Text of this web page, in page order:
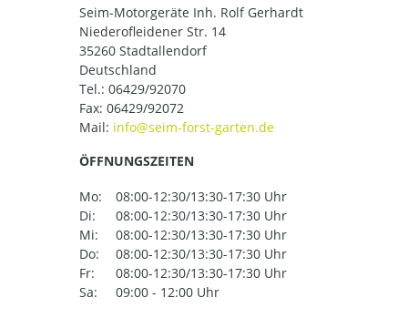
Seim-Motorgeräte Inh. Rolf Gerhardt
Niederofleidener Str. 14
35260 Stadtallendorf
Deutschland
Tel.: 06429/92070
Fax: 06429/92072
Mail:
ÖFFNUNGSZEITEN
Mo:
08:00-12:30/13:30-17:30 Uhr
Di:
08:00-12:30/13:30-17:30 Uhr
Mi:
08:00-12:30/13:30-17:30 Uhr
Do:
08:00-12:30/13:30-17:30 Uhr
Fr:
08:00-12:30/13:30-17:30 Uhr
Sa:
09:00 - 12:00 Uhr